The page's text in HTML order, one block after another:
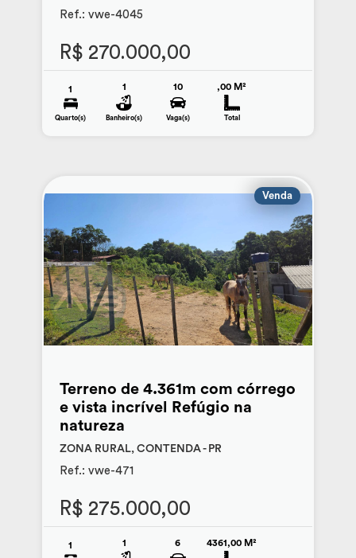
Ref.: vwe-4045
R$ 270.000,00
1
Quarto(s)
1
Banheiro(s)
10
Vaga(s)
,00 M²
Total
Venda
Terreno de 4.361m com córrego
e vista incrível Refúgio na
natureza
ZONA RURAL, CONTENDA - PR
Ref.: vwe-471
R$ 275.000,00
1 1 6 4361,00 M²